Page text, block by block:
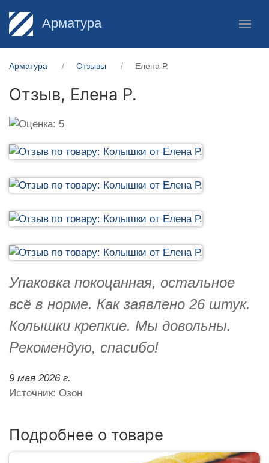
Арматура
Арматура Отзывы Елена Р.
Отзыв, Елена Р.
Упаковка покоцанная, остальное
всё в норме. Как заявлено 26 штук.
Колышки крепкие. Мы довольны.
Рекомендую, спасибо!
9 мая 2026 г.
Источник: Озон
Подробнее о товаре